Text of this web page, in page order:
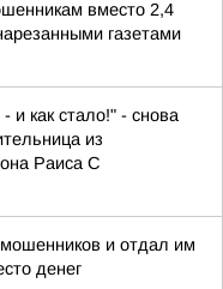
вместо 2,4
газетами
и как стало!" - снова
из
Раиса С
и отдал им
денег